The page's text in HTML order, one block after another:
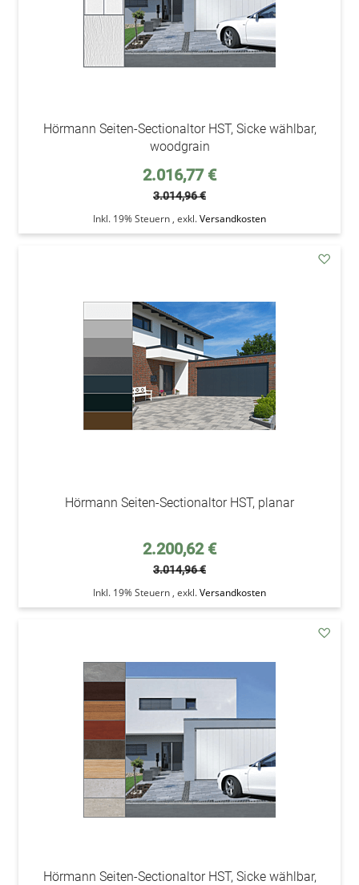
Hörmann Seiten-Sectionaltor HST, Sicke wählbar,
woodgrain
Sonderpreis
2.016,77 €
3.014,96 €
Inkl. 19% Steuern , exkl.Versandkosten
Hörmann Seiten-Sectionaltor HST, planar
Sonderpreis
2.200,62 €
3.014,96 €
Inkl. 19% Steuern , exkl.Versandkosten
Hörmann Seiten-Sectionaltor HST, Sicke wählbar,